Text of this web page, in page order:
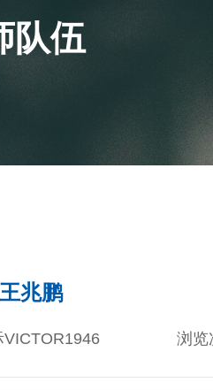
队伍
王兆鹏
浏览